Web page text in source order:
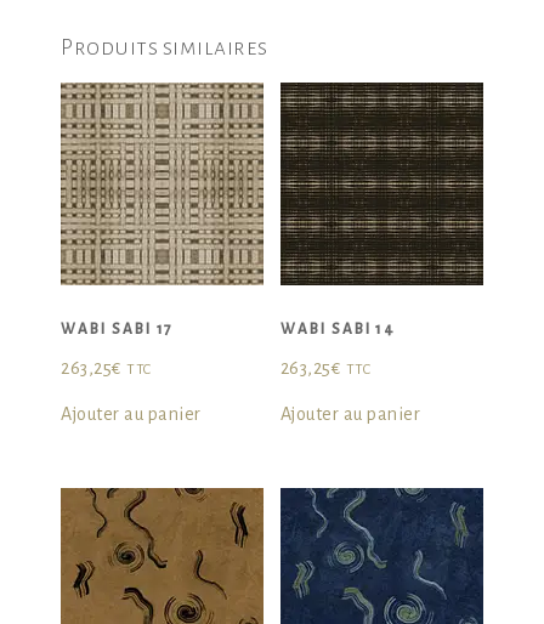
Produits similaires
WABI SABI 17
263,25€ TTC
Ajouter au panier
WABI SABI 14
263,25€ TTC
Ajouter au panier